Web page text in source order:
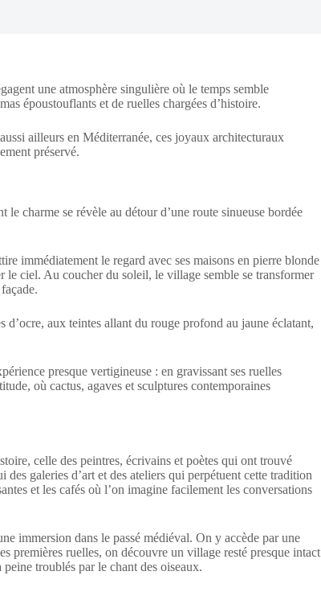
une atmosphère singulière où le temps semble
époustouflants et de ruelles chargées d’histoire.
ailleurs en Méditerranée, ces joyaux architecturaux
préservé.
charme se révèle au détour d’une route sinueuse bordée
immédiatement le regard avec ses maisons en pierre blonde
le ciel. Au coucher du soleil, le village semble se transformer
d’ocre, aux teintes allant du rouge profond au jaune éclatant,
presque vertigineuse : en gravissant ses ruelles
où cactus, agaves et sculptures contemporaines
celle des peintres, écrivains et poètes qui ont trouvé
galeries d’art et des ateliers qui perpétuent cette tradition
et les cafés où l’on imagine facilement les conversations
immersion dans le passé médiéval. On y accède par une
premières ruelles, on découvre un village resté presque intact
troublés par le chant des oiseaux.